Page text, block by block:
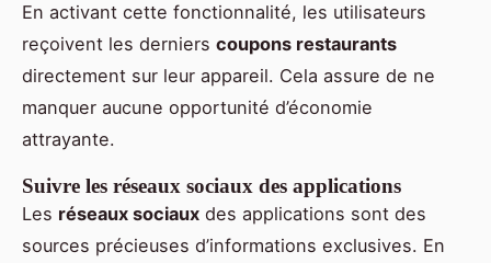
En activant cette fonctionnalité, les utilisateurs
reçoivent les derniers coupons restaurants
directement sur leur appareil. Cela assure de ne
manquer aucune opportunité d’économie
attrayante.
Suivre les réseaux sociaux des applications
Les réseaux sociaux des applications sont des
sources précieuses d’informations exclusives. En